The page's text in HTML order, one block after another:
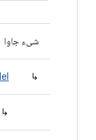
شیء جاوا
↳
↳